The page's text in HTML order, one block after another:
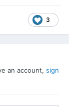
3
an account, sign